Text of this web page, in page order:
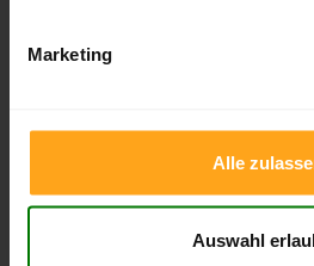
Marketing
Alle
Auswahl
Pelletspreise für lose
Sackware in Eulgem
. Das
wurde.
Lose